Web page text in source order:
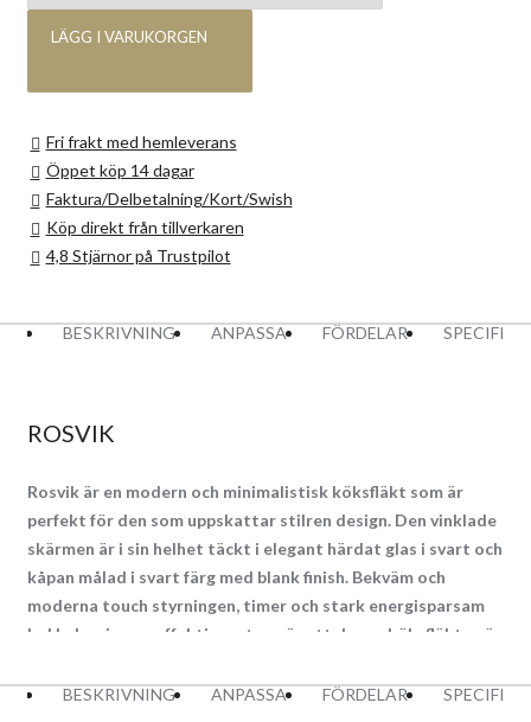
LÄGG I VARUKORGEN
Fri frakt med hemleverans
Öppet köp 14 dagar
Faktura/Delbetalning/Kort/Swish
Köp direkt från tillverkaren
4,8 Stjärnor på Trustpilot
BESKRIVNING ANPASSA FÖRDELAR
ROSVIK
Rosvik är en modern och minimalistisk köksfläkt som är
perfekt för den som uppskattar stilren design. Den vinklade
skärmen är i sin helhet täckt i elegant härdat glas i svart och
kåpan målad i svart färg med blank finish. Bekväm och
moderna touch styrningen, timer och stark energisparsam
led belysningen, effektiv motor gör att denna köksfläkten är
BESKRIVNING ANPASSA FÖRDELAR